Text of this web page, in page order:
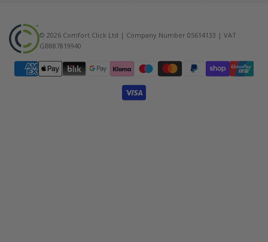
© 2026 Comfort Click Ltd | Company Number 05614133 | VAT
GB887819940